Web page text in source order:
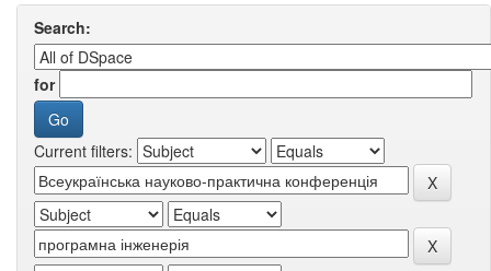
Search:
for
Current filters: